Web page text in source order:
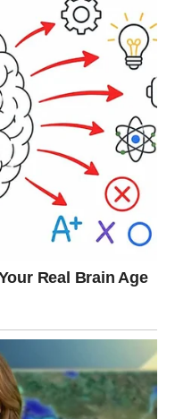
se naziva
Savjet:
daskama kako biste
sprej protiv insekata
insekata! Bijeli ocat
nametnika. Zapravo,
i za komarce i za
ga blizu prozora i
Rezultate ćete
za odvraćanje